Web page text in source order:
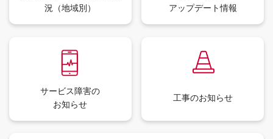
況（地域別）
アップデート情報
サービス障害の
お知らせ
工事のお知らせ